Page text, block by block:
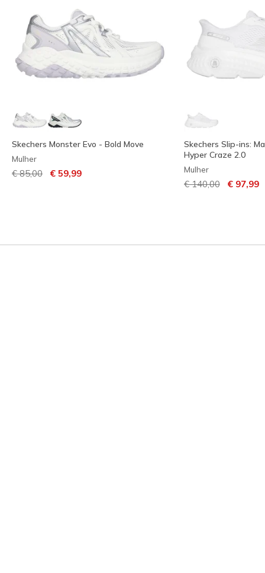
Skechers Monster Evo - Bold Move
Mulher
Preço com desconto de
€ 85,00 para
€ 59,99
Skechers Slip-ins:
Hyper Craze 2.0
Mulher
Preço com
€ 140,00para
€ 97,99